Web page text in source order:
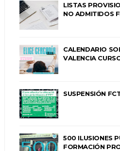
LISTAS
NO ADMITIDOS
CALENDARIO
VALENCIA
SUSPENSIÓN
500 ILUSIONES
FORMACIÓN